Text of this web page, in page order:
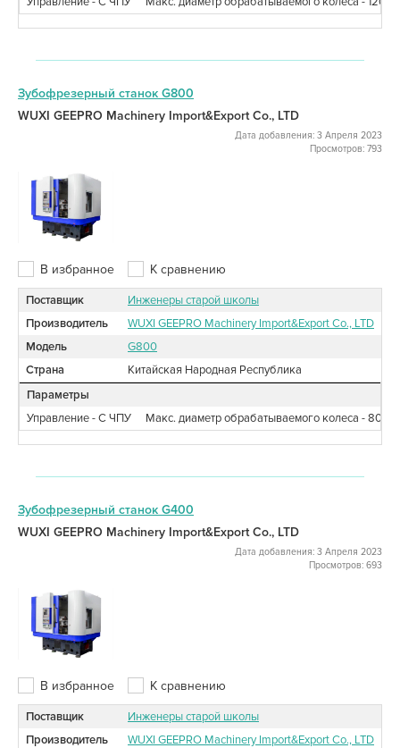
Зубофрезерный станок G800
WUXI GEEPRO Machinery Import&Export Co., LTD
Дата добавления: 3 Апреля 2023
Просмотров: 793
В избранное К сравнению
Поставщик
Инженеры старой школы
Производитель
WUXI GEEPRO Machinery Import&Export Co., LTD
Модель
G800
Страна
Китайская Народная Республика
Параметры
Управление - С ЧПУ
Макс. диаметр обрабатываемого колеса - 800
Зубофрезерный станок G400
WUXI GEEPRO Machinery Import&Export Co., LTD
Дата добавления: 3 Апреля 2023
Просмотров: 693
В избранное К сравнению
Поставщик
Инженеры старой школы
Производитель
WUXI GEEPRO Machinery Import&Export Co., LTD